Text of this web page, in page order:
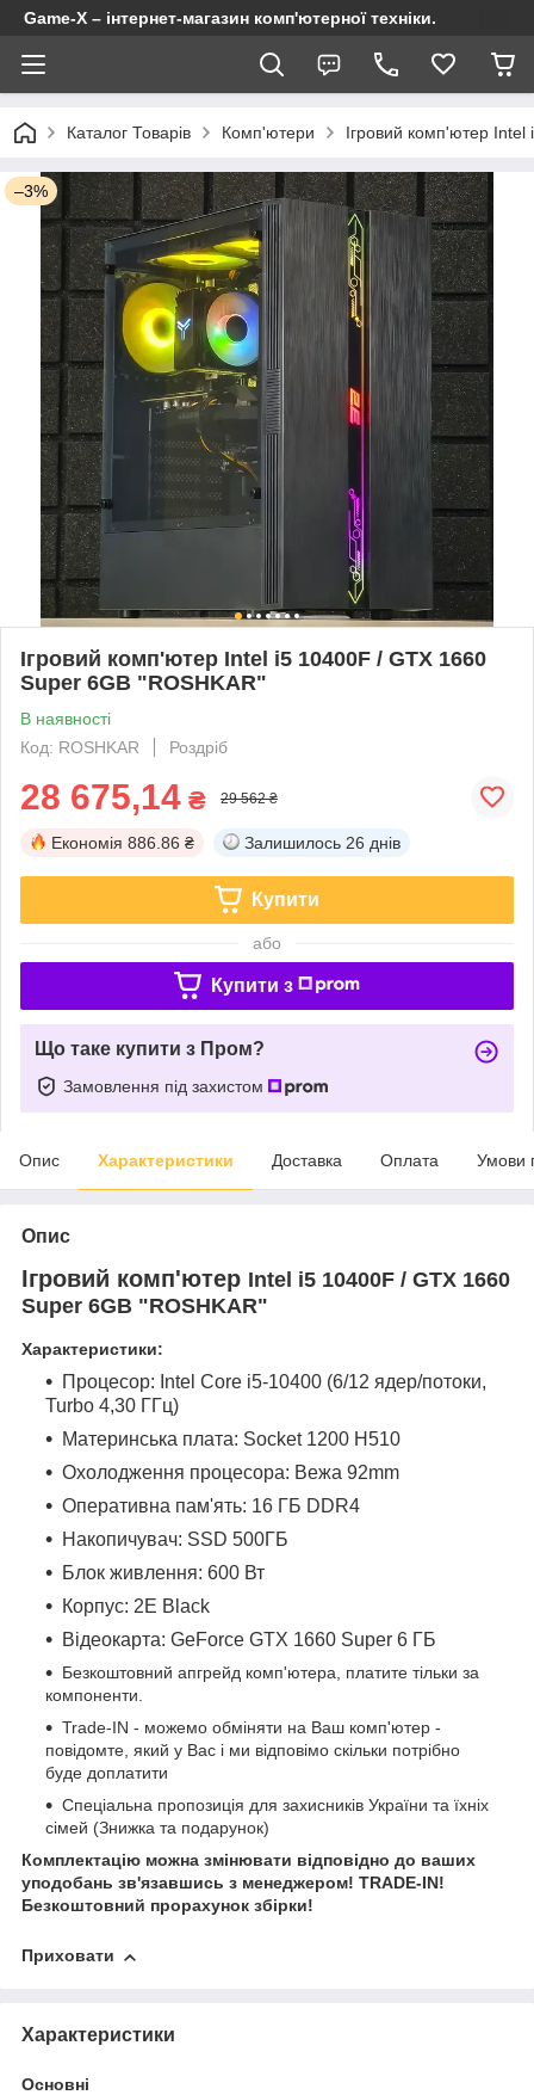
Game-X – інтернет-магазин комп'ютерної техніки.
Каталог Товарів Комп'ютери Ігровий комп'ютер
–3%
Ігровий комп'ютер Intel i5 10400F / GTX 1660
Super 6GB "ROSHKAR"
В наявності
Код: ROSHKAR
Роздріб
28 675,14 ₴ 29 562 ₴
Економія 886.86 ₴ Залишилось 26 днів
Купити
або
Купити з
Що таке купити з Пром?
Замовлення під захистом
Опис Характеристики Доставка Оплата Умови
Опис
Ігровий комп'ютер Intel i5 10400F / GTX 1660
Super 6GB "ROSHKAR"
Характеристики:
Процесор: Intel Core i5-10400 (6/12 ядер/потоки,
Turbo 4,30 ГГц)
Материнська плата: Socket 1200 H510
Охолодження процесора: Вежа 92mm
Оперативна пам'ять: 16 ГБ DDR4
Накопичувач: SSD 500ГБ
Блок живлення: 600 Вт
Корпус: 2Е Black
Відеокарта: GeForce GTX 1660 Super 6 ГБ
Безкоштовний апгрейд комп'ютера, платите тільки за
компоненти.
Trade-IN - можемо обміняти на Ваш комп'ютер -
повідомте, який у Вас і ми відповімо скільки потрібно
буде доплатити
Спеціальна пропозиція для захисників України та їхніх
сімей (Знижка та подарунок)
Комплектацію можна змінювати відповідно до ваших
уподобань зв'язавшись з менеджером! TRADE-IN!
Безкоштовний прорахунок збірки!
Приховати
Характеристики
Основні